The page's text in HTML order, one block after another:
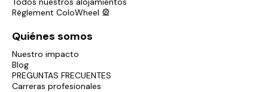
Règlement ColoWheel 🎡
Quiénes somos
Nuestro impacto
Blog
PREGUNTAS FRECUENTES
Carreras profesionales